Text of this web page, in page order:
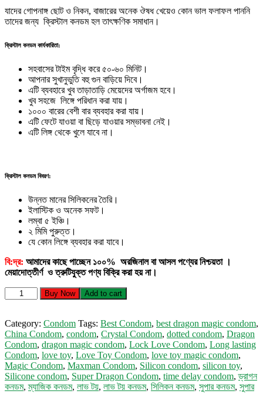
was:
৳ 1,500.
is:
৳ 1,200.
যাদের গোপনাঙ্গ ছোট ও নিকন, বাজারের অনেক ঔষধ খেয়েও কোন ভাল ফলাফল পাননি
তাদের জন্য ক্রিস্টাল কনডম হল তাৎক্ষণিক সমাধান।
ক্রিস্টাল কনডম কার্যকারিতা:
সহবাসের টাইম বৃদ্ধি করে ৫০-৬০ মিনিট।
আপনার সুখানুভুতি বহু গুন বাড়িয়ে দিবে।
এটি ব্যবহারে খুব তাড়াতাড়ি মেয়েদের অর্গাজম হবে।
খুব সহজে লিঙ্গে পরিধান করা যায়।
১০০০ বারের বেশী বার ব্যবহার করা যায়।
এটি ফেটে যাওয়া বা ছিড়ে যাওয়ার সম্ভাবনা নেই।
এটি লিঙ্গ থেকে খুলে যাবে না।
ক্রিস্টাল কনডম বিবরণ:
উন্নত মানের সিলিকনের তৈরি।
ইলাস্টিক ও অনেক সফট।
লম্বা ৫ ইঞ্চি।
২ মিমি পুরুত্ত।
যে কোন লিঙ্গে ব্যবহার করা যাবে।
বি:দ্র: আমাদের কাছে পাচ্ছেন ১০০% অরজিনাল বা আসল পণ্যের নিশ্চয়তা ।
মেয়াদোত্তীর্ণ ও ত্রুটিযুক্ত পণ্য বিক্রি করা হয় না।
Crystal
Condom
quantity
Buy Now Add to cart
Category: Condom Tags: Best Condom, best dragon magic condom,
China Condom, condom, Crystal Condom, dotted condom, Dragon
Condom, dragon magic condom, Lock Love Condom, Long lasting
Condom, love toy, Love Toy Condom, love toy magic condom,
Magic Condom, Maxman Condom, Silicon condom, silicon toy,
Silicone condom, Super Dragon Condom, time delay condom,ড্রাগন
কনডম,ম্যাজিক কনডম, লাভ টয়, লাভ টয় কনডম, সিলিকন কনডম, সুপার কনডম, সুপার